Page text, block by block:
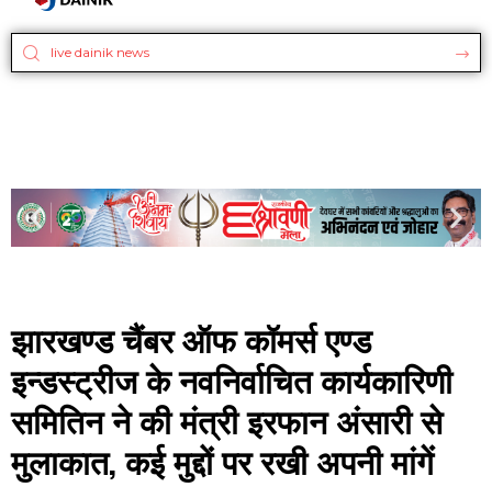
झारखण्ड चैंबर ऑफ कॉमर्स एण्ड
इन्डस्ट्रीज के नवनिर्वाचित कार्यकारिणी
समितिन ने की मंत्री इरफान अंसारी से
मुलाकात, कई मुद्दों पर रखी अपनी मांगें